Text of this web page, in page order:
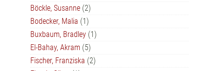
Böckle, Susanne (2)
Bodecker, Malia (1)
Buxbaum, Bradley (1)
El-Bahay, Akram (5)
Fischer, Franziska (2)